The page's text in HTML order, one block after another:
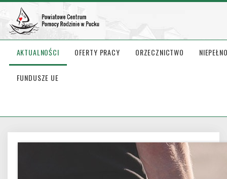
AKTUALNOŚCI OFERTY PRACY ORZECZNICTWO
FUNDUSZE UE